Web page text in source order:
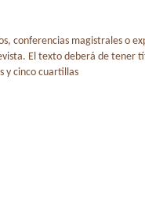
conferencias magistrales o
El texto deberá de tener
y cinco cuartillas